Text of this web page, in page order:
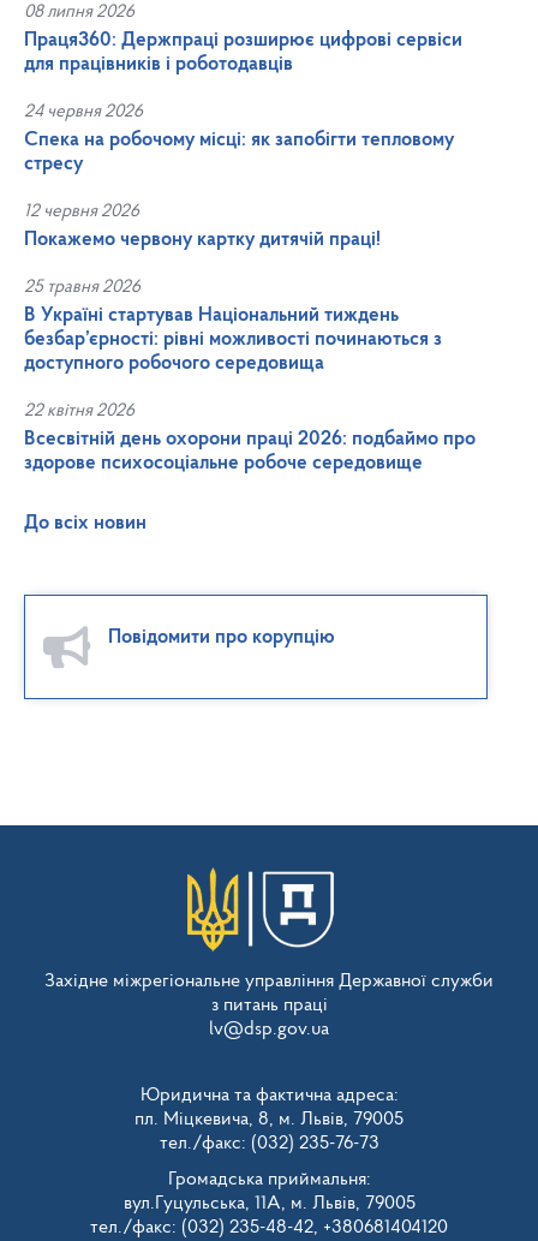
08 липня 2026
Праця360: Держпраці розширює цифрові сервіси
для працівників і роботодавців
24 червня 2026
Спека на робочому місці: як запобігти тепловому
стресу
12 червня 2026
Покажемо червону картку дитячій праці!
25 травня 2026
В Україні стартував Національний тиждень
безбар’єрності: рівні можливості починаються з
доступного робочого середовища
22 квітня 2026
Всесвітній день охорони праці 2026: подбаймо про
здорове психосоціальне робоче середовище
До всіх новин
Повідомити про корупцію
Західне міжрегіональне управління Державної служби
з питань праці
lv@dsp.gov.ua
Юридична та фактична адреса:
пл. Міцкевича, 8, м. Львів, 79005
тел./факс: (032) 235-76-73
Громадська приймальня:
вул.Гуцульська, 11А, м. Львів, 79005
тел./факс: (032) 235-48-42, +380681404120